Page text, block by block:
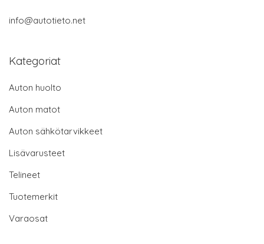
info@autotieto.net
Kategoriat
Auton huolto
Auton matot
Auton sähkötarvikkeet
Lisävarusteet
Telineet
Tuotemerkit
Varaosat